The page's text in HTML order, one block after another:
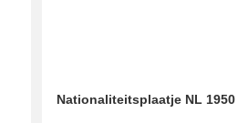
Nationaliteitsplaatje NL 1950